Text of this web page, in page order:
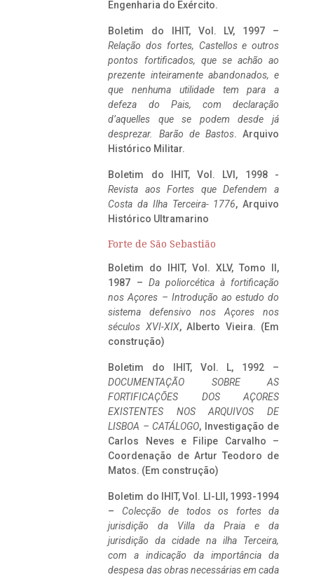
Engenharia do Exército.
Boletim do IHIT, Vol. LV, 1997 –
Relação dos fortes, Castellos e outros
pontos fortificados, que se achão ao
prezente inteiramente abandonados, e
que nenhuma utilidade tem para a
defeza do Pais, com declaração
d’aquelles que se podem desde já
desprezar. Barão de Bastos. Arquivo
Histórico Militar.
Boletim do IHIT, Vol. LVI, 1998 -
Revista aos Fortes que Defendem a
Costa da Ilha Terceira- 1776, Arquivo
Histórico Ultramarino
Forte de São Sebastião
Boletim do IHIT, Vol. XLV, Tomo II,
1987 – Da poliorcética à fortificação
nos Açores – Introdução ao estudo do
sistema defensivo nos Açores nos
séculos XVI-XIX, Alberto Vieira. (Em
construção)
Boletim do IHIT, Vol. L, 1992 –
DOCUMENTAÇÃO SOBRE AS
FORTIFICAÇÕES DOS AÇORES
EXISTENTES NOS ARQUIVOS DE
LISBOA – CATÁLOGO, Investigação de
Carlos Neves e Filipe Carvalho –
Coordenação de Artur Teodoro de
Matos. (Em construção)
Boletim do IHIT, Vol. LI-LII, 1993-1994
– Colecção de todos os fortes da
jurisdição da Villa da Praia e da
jurisdição da cidade na ilha Terceira,
com a indicação da importância da
despesa das obras necessárias em cada